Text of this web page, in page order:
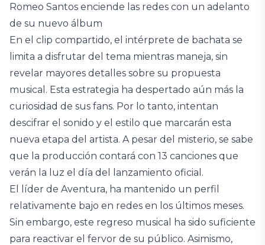
Romeo Santos enciende las redes con un adelanto
de su nuevo álbum
En el clip compartido, el intérprete de bachata se
limita a disfrutar del tema mientras maneja, sin
revelar mayores detalles sobre su propuesta
musical. Esta estrategia ha despertado aún más la
curiosidad de sus fans. Por lo tanto, intentan
descifrar el sonido y el estilo que marcarán esta
nueva etapa del artista. A pesar del misterio, se sabe
que la producción contará con 13 canciones que
verán la luz el día del lanzamiento oficial.
El líder de Aventura, ha mantenido un perfil
relativamente bajo en redes en los últimos meses.
Sin embargo, este regreso musical ha sido suficiente
para reactivar el fervor de su público. Asimismo,